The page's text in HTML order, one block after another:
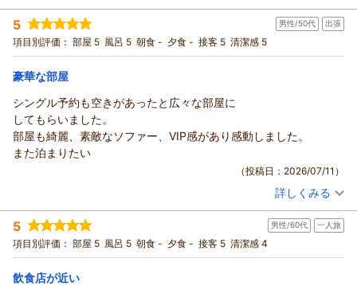
ますので、
次回お越しの際にもご朝食をお楽しみいただけますと幸いでご
ざいます。
今後ともお客様により快適かつご満足いただける空間を提供で
きるよう､
一棟体制で努めてまいります｡
最後になりますが､この度はお忙しい中ご滞在の感想を
お寄せいただき誠にありがとうございます｡
またお客様とお会いできる日を心よりお待ち申し上げておりま
（返信日：2026/07/25）
て
「問題なし」とのご評価をいただき、深く感謝申し上げます。
お忙しい中、ホテルの課題を明確に示す貴重なご意見を口コミ
にご投稿いただき、
いただいたご指摘を真摯に受け止め、お客様に快適にお過ごし
いただける
ホテルを目指して改善を重ねてまいります。
甚だ勝手なお願いではございますが、またの機会をいただけま
お客様のまたのお越しを、スタッフ一同心よりお待ち申し上げ
フロント 有馬
支配人
（返信日：2026/07/25）
恐縮ながら嬉しく存じます｡
今回お客様にご利用いただいた駐車場は私どもの提携駐車場で
ある
「帯広駅北地下駐車場」でございます。
館内駐車場は先着順でご案内しておりますが、
ご来館の場合は、周辺の提携パーキングをご案内しておりま
す。
館内駐車場に駐車場スタッフがおりますので、
お車でホテルへご到着なさいましたら、
まずホテル裏手の専用駐車場にお越しくださいませ。
800円、出し入れ自由としております。
ご都合に合わせてご利用いただければと存じます。
また私どもの朝食は私どもでは「自分でつくるオリジナル丼ぶ
り」をメインコンセプトに
十勝・北海道を楽しんでいただけるようなメニューを取り揃え
投稿者： むねちゃんさん(男性/30代)
宿泊プラン： 【カード決済限定 返金不可】特別料金＆ポイント6%でお得に
泊まろう-朝食付-
ダブル 朝のみ
宿泊価格帯： 14,001～15,000円(大人一人あたり/税込)
この度はリッチモンドホテル帯広駅前を初めてご利用いただき
まして、誠にありがとうございます。
また、お忙しい中、大変嬉しいご感想をお寄せいただき重ねて
御礼申し上げます。
急なご予定でのご宿泊とのこと、まずは移動等によるお疲れを
私どもの客室で少しでも癒やしていただけたのであれば幸いで
ございます。
私どもでは、お客様にいつでも安心してお休みいただけるよう
日々の清掃と客室の維持に力を入れておりますので、「ホテル
の清潔感」をお褒めいただき清掃スタッフも大変励みになって
おります。
5 男性/50代 出張
項目別評価： 部屋 5 風呂 5 朝食 - 夕食 - 接客 5 清潔感 5
豪華な部屋
シングル予約も空きがあったと広々な部屋に
してもらいました。
部屋も綺麗、素敵なソファー、VIP感があり感動しました。
また泊まりたい
（投稿日：2026/07/11）
投稿者： タテさん(男性/50代)
宿泊プラン： 【早期割14】14日前までの予約でお得に泊まる！-食事なし-
シングル 食事なし
宿泊価格帯： 7,001～8,000円(大人一人あたり/税込)
詳しくみる
5 男性/60代 一人旅
項目別評価： 部屋 5 風呂 5 朝食 - 夕食 - 接客 5 清潔感 4
飲食店が近い